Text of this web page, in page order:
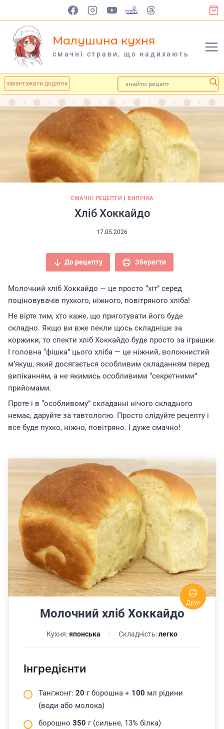
вмісту
Малушина кухня
cмачні страви, що надихають
завантажити додаток
СМАЧНІ РЕЦЕПТИ |ВИПІЧКА
Хліб Хоккайдо
17.05.2026
До рецепту Зберегти
Молочний хліб Хоккайдо — це просто “хіт” серед
поціновувачів пухкого, ніжного, повітряного хліба!
Не вірте тим, хто каже, що приготувати його буде
складно. Якщо ви вже пекли щось складніше за
коржики, то спекти хліб Хоккайдо буде просто за іграшки.
І головна “фішка” цього хліба — це ніжний, волокнистий
м’якуш, який досягається особливим складанням перед
випіканням, а не якимись особливими “секретними”
прийомами.
Проте і в “особливому” складанні нічого складного
немає, даруйте за тавтологію. Просто слідуйте рецепту і
все буде пухко, ніжно, повітряно. І дуже смачно!
Друк
Молочний хліб Хоккайдо
Кухня:японська Складність:легко
Інгредієнти
Тангжонг: 20 г борошна + 100 мл рідини
(води або молока)
борошно 350 г (сильне, 13% білка)